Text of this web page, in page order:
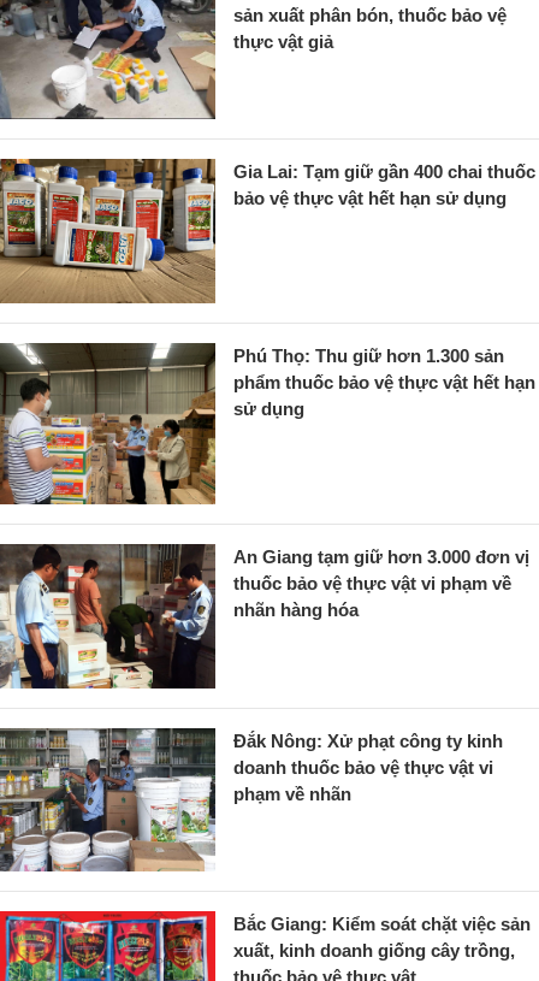
sản xuất phân bón, thuốc bảo vệ
thực vật giả
Gia Lai: Tạm giữ gần 400 chai thuốc
bảo vệ thực vật hết hạn sử dụng
Phú Thọ: Thu giữ hơn 1.300 sản
phẩm thuốc bảo vệ thực vật hết hạn
sử dụng
An Giang tạm giữ hơn 3.000 đơn vị
thuốc bảo vệ thực vật vi phạm về
nhãn hàng hóa
Đắk Nông: Xử phạt công ty kinh
doanh thuốc bảo vệ thực vật vi
phạm về nhãn
Bắc Giang: Kiểm soát chặt việc sản
xuất, kinh doanh giống cây trồng,